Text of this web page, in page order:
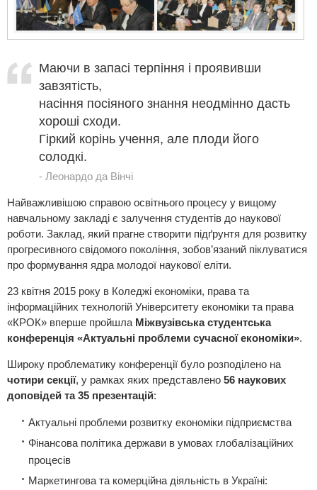
Маючи в запасі терпіння і проявивши
завзятість,
насіння посіяного знання неодмінно дасть
хороші сходи.
Гіркий корінь учення, але плоди його
солодкі.
Леонардо да Вінчі
Найважливішою справою освітнього процесу у вищому
навчальному закладі є залучення студентів до наукової
роботи. Заклад, який прагне створити підґрунтя для розвитку
прогресивного свідомого покоління, зобов’язаний піклуватися
про формування ядра молодої наукової еліти.
23 квітня 2015 року в Коледжі економіки, права та
інформаційних технологій Університету економіки та права
«КРОК» вперше пройшла Міжвузівська студентська
конференція «Актуальні проблеми сучасної економіки».
Широку проблематику конференції було розподілено на
чотири секції, у рамках яких представлено 56 наукових
доповідей та 35 презентацій:
Актуальні проблеми розвитку економіки підприємства
Фінансова політика держави в умовах глобалізаційних
процесів
Маркетингова та комерційна діяльність в Україні: